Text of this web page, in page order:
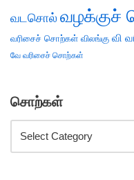
வடசொல் வழக்குச்
வரிசைச் சொற்கள் விலங்கு வி
வே வரிசைச் சொற்கள்
சொற்கள்